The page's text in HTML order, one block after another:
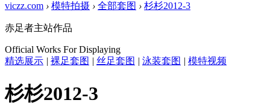
viczz.com › 模特拍摄 › 全部套图 › 杉杉2012-3
赤足者主站作品
Official Works For Displaying
精选展示 | 裸足套图 | 丝足套图 | 泳装套图 | 模特视频
杉杉2012-3